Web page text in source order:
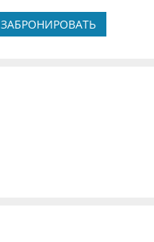
ЗАБРОНИРОВАТЬ